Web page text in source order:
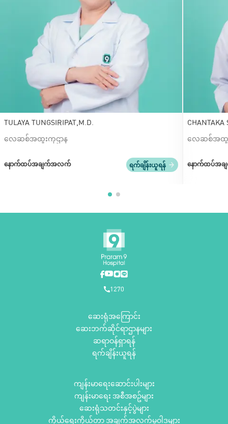
TULAYA TUNGSIRIPAT,M.D.
လေဆစ်အထူးကုဌာန
နောက်ထပ်အချက်အလက် ရက်ချိန်းယူရန်
လေဆစ်အထူ
နောက်ထပ်အ
1270
ဆေးရုံအကြောင်း
ဆေးဘက်ဆိုင်ရာဌာနများ
ဆရာဝန်ရှာရန်
ရက်ချိန်းယူရန်
ကျန်းမာရေးဆောင်းပါးများ
ကျန်းမာရေး အစီအစဥ်များ
ဆေးရုံသတင်းနှင့်ပွဲများ
ကိုယ်ရေးကိုယ်တာ အချက်အလက်မူဝါဒများ